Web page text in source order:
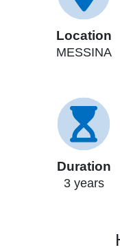
Location
MESSINA
Duration
3 years